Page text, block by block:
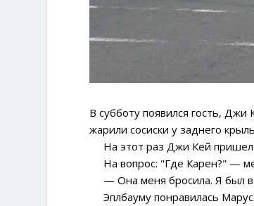
В субботу появился гость,
жарили сосиски у заднего
На этот раз Джи Кей пришел
На вопрос: "Где Карен?" —
— Она меня бросила. Я был в
Эплбауму понравилась